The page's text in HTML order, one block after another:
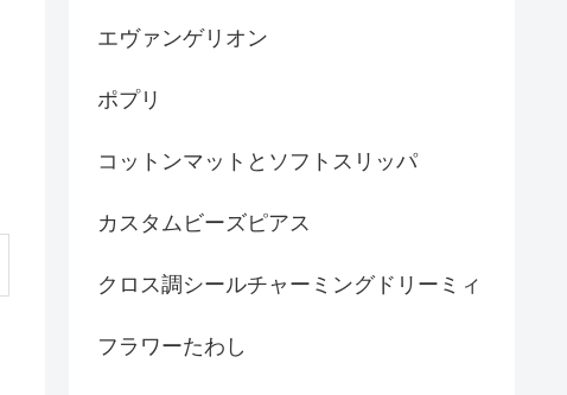
エヴァンゲリオン
ポプリ
コットンマットとソフトスリッパ
カスタムビーズピアス
クロス調シールチャーミングドリーミィ
フラワーたわし